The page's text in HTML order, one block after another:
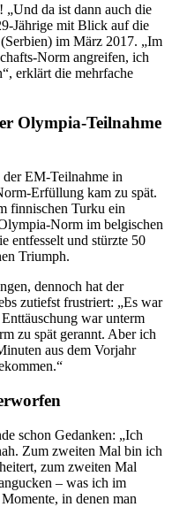
„Und da ist dann auch die
Jährige mit Blick auf die
im März 2017. „Im
Norm angreifen, ich
erklärt die mehrfache
Olympia-Teilnahme
der EM-Teilnahme in
Erfüllung kam zu spät.
finnischen Turku ein
Norm im belgischen
entfesselt und stürzte 50
Triumph.
dennoch hat der
zutiefst frustriert: „Es war
war unterm
zu spät gerannt. Aber ich
aus dem Vorjahr
schon Gedanken: „Ich
Zum zweiten Mal bin ich
zum zweiten Mal
– was ich im
in denen man